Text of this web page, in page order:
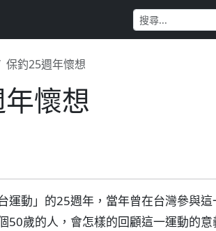
保釣25週年懷想
懷想
運動」的25週年，當年曾在台灣參與
50歲的人，會怎樣的回顧這一運動的